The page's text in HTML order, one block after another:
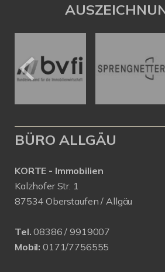
BÜRO ALLGÄU
KORTE - Immobilien
Kalzhofer Str. 1
87534 Oberstaufen / Allgäu
Tel. 08386 / 9919007
Mobil: 0171/7756555